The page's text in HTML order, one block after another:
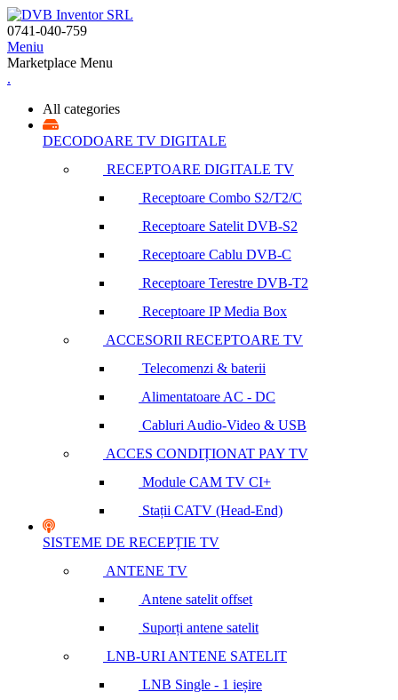
0741-040-759
Meniu
Marketplace Menu
.
All categories
DECODOARE TV DIGITALE
RECEPTOARE DIGITALE TV
Receptoare Combo S2/T2/C
Receptoare Satelit DVB-S2
Receptoare Cablu DVB-C
Receptoare Terestre DVB-T2
Receptoare IP Media Box
ACCESORII RECEPTOARE TV
Telecomenzi & baterii
Alimentatoare AC - DC
Cabluri Audio-Video & USB
ACCES CONDIȚIONAT PAY TV
Module CAM TV CI+
Stații CATV (Head-End)
SISTEME DE RECEPȚIE TV
ANTENE TV
Antene satelit offset
Suporți antene satelit
LNB-URI ANTENE SATELIT
LNB Single - 1 ieșire